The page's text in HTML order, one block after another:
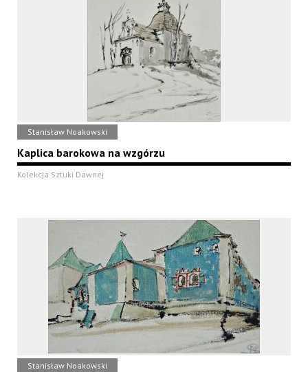
Stanisław Noakowski
Kaplica barokowa na wzgórzu
Kolekcja Sztuki Dawnej
Stanisław Noakowski